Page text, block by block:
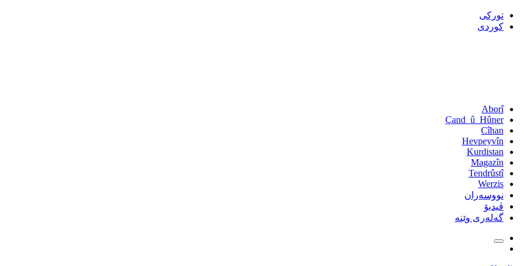
تورکی
کوردی
Aborî
Çand_û_Hûner
Cîhan
Hevpeyvîn
Kurdistan
Magazîn
Tendrûstî
Werzis
نووسەران
ڤیدیۆ
گەلەری وێنە